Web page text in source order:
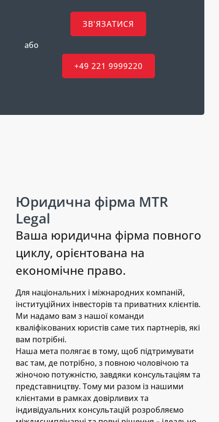
ЗВ'ЯЗАТИСЯ
або
+49 221 9999220
Юридична фірма MTR
Legal
Ваша юридична фірма повного
циклу, орієнтована на
економічне право.
Для національних і міжнародних компаній,
інституційних інвесторів та приватних клієнтів.
Ми надамо вам з нашої команди
кваліфікованих юристів саме тих партнерів, які
вам потрібні.
Наша мета полягає в тому, щоб підтримувати
вас там, де потрібно, з повною чоловічою та
жіночою потужністю, завдяки консультаціям та
представництву. Тому ми разом із нашими
клієнтами в рамках довірливих та
індивідуальних консультацій розробляємо